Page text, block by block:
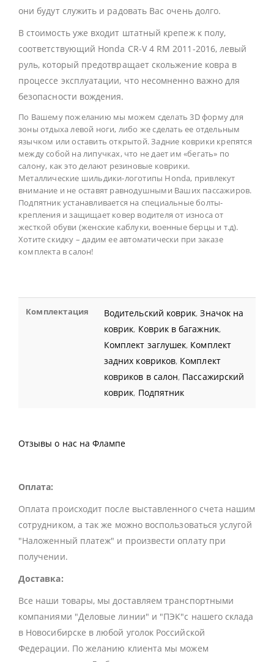
они будут служить и радовать Вас очень долго.
В стоимость уже входит штатный крепеж к полу,
соответствующий Honda CR-V 4 RM 2011-2016, левый
руль, который предотвращает скольжение ковра в
процессе эксплуатации, что несомненно важно для
безопасности вождения.
По Вашему пожеланию мы можем сделать 3D форму для
зоны отдыха левой ноги, либо же сделать ее отдельным
язычком или оставить открытой. Задние коврики крепятся
между собой на липучках, что не дает им «бегать» по
салону, как это делают резиновые коврики.
Металлические шильдики-логотипы Honda, привлекут
внимание и не оставят равнодушными Ваших пассажиров.
Подпятник устанавливается на специальные болты-
крепления и защищает ковер водителя от износа от
жесткой обуви (женские каблуки, военные берцы и т.д).
Хотите скидку – дадим ее автоматически при заказе
комплекта в салон!
Комплектация Водительский коврик,Значок на
коврик, Коврик в багажник,
Комплект заглушек, Комплект
задних ковриков, Комплект
ковриков в салон, Пассажирский
коврик, Подпятник
Отзывы о нас на Флампе
Оплата:
Оплата происходит после выставленного счета нашим
сотрудником, а так же можно воспользоваться услугой
"Наложенный платеж" и произвести оплату при
получении.
Доставка:
Все наши товары, мы доставляем транспортными
компаниями "Деловые линии" и "ПЭК"с нашего склада
в Новосибирске в любой уголок Российской
Федерации. По желанию клиента мы можем